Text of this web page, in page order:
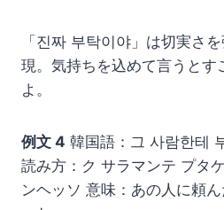
「진짜 부탁이야」は切実さ
現。気持ちを込めて言うとす
よ。
例文 4 韓国語：그 사람한테
読み方：ク サラマンテ プタ
ンヘッソ 意味：あの人に頼